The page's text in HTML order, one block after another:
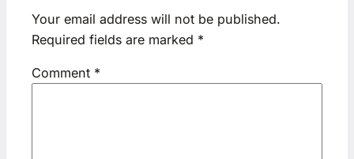
Your email address will not be published.
Required fields are marked *
Comment *